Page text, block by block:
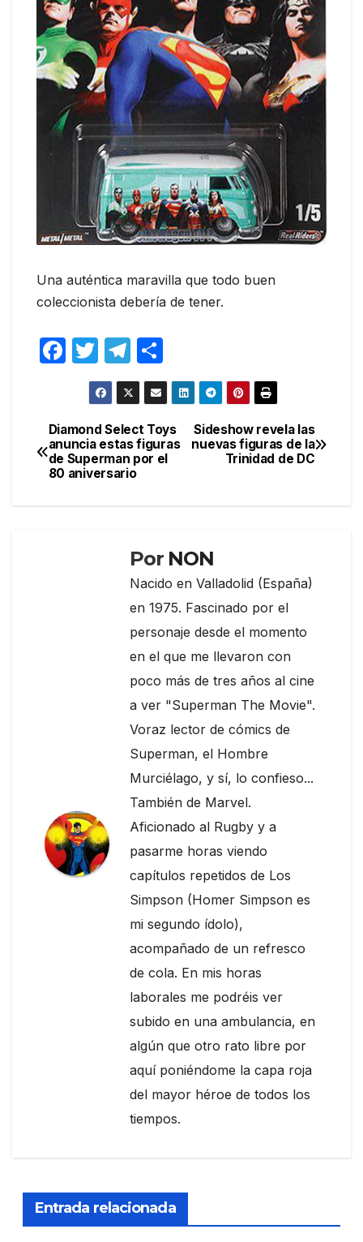
Una auténtica maravilla que todo buen
coleccionista debería de tener.
F
e
b
o
T
w
itt
er
T
el
e
gr
a
m
o
m
p
ar
Navegación
de
Sideshow revela las
nuevas figuras de la
Trinidad de DC
Diamond Select Toys
anuncia estas figuras
de Superman por el
80 aniversario
Por NON
Nacido en Valladolid (España)
en 1975. Fascinado por el
personaje desde el momento
en el que me llevaron con
poco más de tres años al cine
a ver "Superman The Movie".
Voraz lector de cómics de
Superman, el Hombre
Murciélago, y sí, lo confieso...
También de Marvel.
Aficionado al Rugby y a
pasarme horas viendo
capítulos repetidos de Los
Simpson (Homer Simpson es
mi segundo ídolo),
acompañado de un refresco
de cola. En mis horas
laborales me podréis ver
subido en una ambulancia, en
algún que otro rato libre por
aquí poniéndome la capa roja
del mayor héroe de todos los
tiempos.
Entrada relacionada